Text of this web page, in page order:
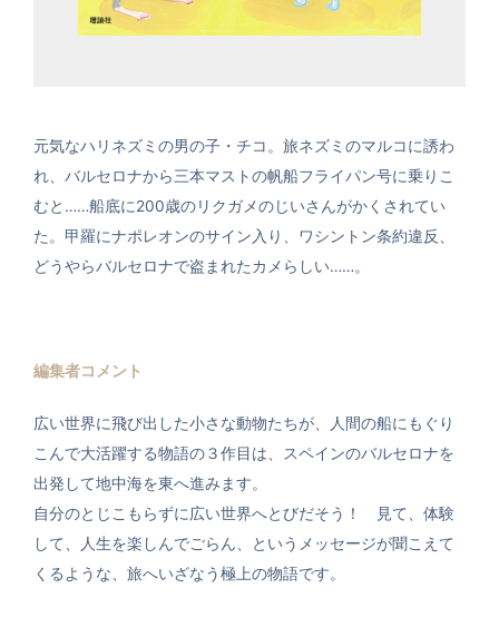
元気なハリネズミの男の子・チコ。旅ネズミのマルコに誘わ
れ、バルセロナから三本マストの帆船フライパン号に乗りこ
むと……船底に200歳のリクガメのじいさんがかくされてい
た。甲羅にナポレオンのサイン入り、ワシントン条約違反、
どうやらバルセロナで盗まれたカメらしい……。
編集者コメント
広い世界に飛び出した小さな動物たちが、人間の船にもぐり
こんで大活躍する物語の３作目は、スペインのバルセロナを
出発して地中海を東へ進みます。
自分のとじこもらずに広い世界へとびだそう！ 見て、体験
して、人生を楽しんでごらん、というメッセージが聞こ えて
くるような、旅へいざなう極上の物語です。